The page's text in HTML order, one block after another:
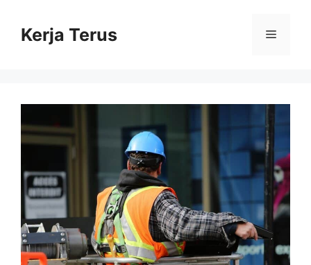
Kerja Terus Menu